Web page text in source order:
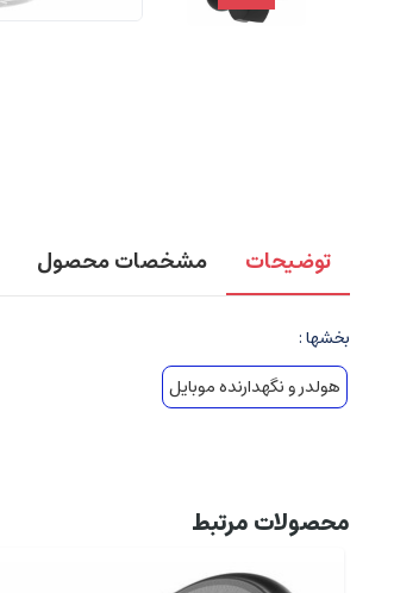
توضیحات مشخصات محصول
بخشها :
هولدر و نگهدارنده موبایل
محصولات مرتبط